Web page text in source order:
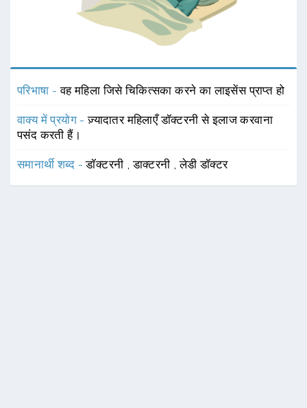
परिभाषा -वह महिला जिसे चिकित्सका करने का लाइसेंस प्राप्त हो
वाक्य में प्रयोग -ज़्यादातर महिलाएँ डॉक्टरनी से इलाज करवाना
पसंद करती हैं।
समानार्थी शब्द -डॉक्टरनी ,डाक्टरनी ,लेडी डॉक्टर